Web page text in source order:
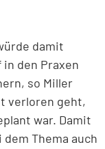
damit
den Praxen
so Miller
verloren geht,
war. Damit
Thema auch